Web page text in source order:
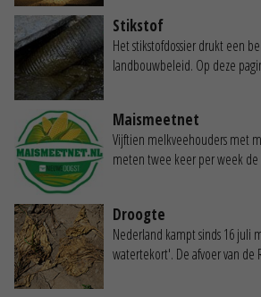
Stikstof
Het stikstofdossier drukt een
landbouwbeleid. Op deze
Maismeetnet
Vijftien melkveehouders met
meten twee keer per week de
Droogte
Nederland kampt sinds 16 juli
watertekort'. De afvoer van de